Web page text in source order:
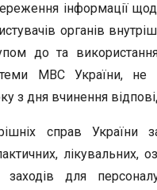
інформації
органів
до та
МВС України,
з дня вчинення
справ України
лікувальних,
заходів для